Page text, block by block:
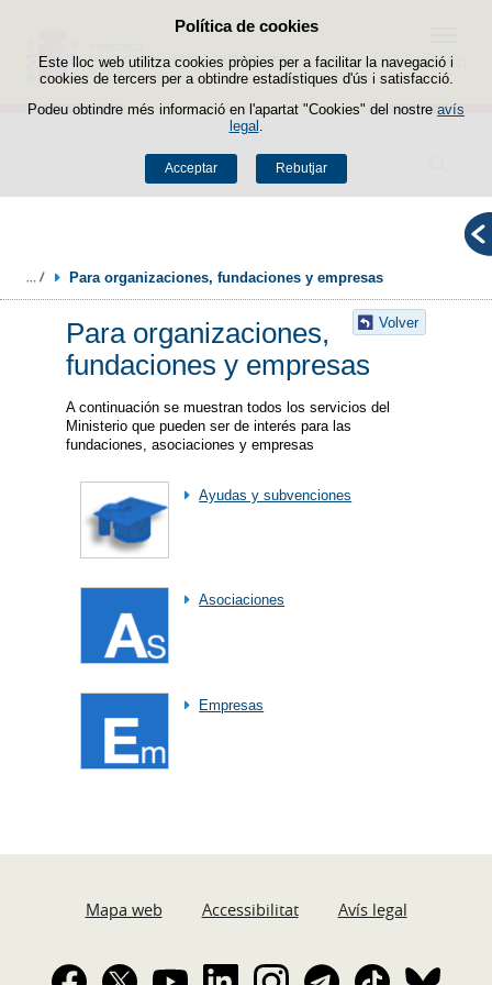
Política de cookies
Este lloc web utilitza cookies pròpies per a facilitar la navegació i
cookies de tercers per a obtindre estadístiques d'ús i satisfacció.
Podeu obtindre més informació en l'apartat "Cookies" del nostre avís
legal
Acceptar Rebutjar
Passar al contingut
Buscador
Menú
Para organizaciones, fundaciones y empresas
Volver
Para organizaciones,
fundaciones y empresas
A continuación se muestran todos los servicios del
Ministerio que pueden ser de interés para las
fundaciones, asociaciones y empresas
Ayudas y subvenciones
Asociaciones
Empresas
Mapa web Accessibilitat Avís legal